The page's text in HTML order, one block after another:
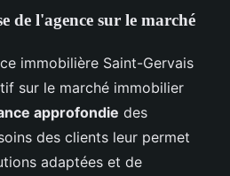
de l'agence sur le marché
immobilière Saint-Gervais
sur le marché immobilier
approfondie des
des clients leur permet
adaptées et de